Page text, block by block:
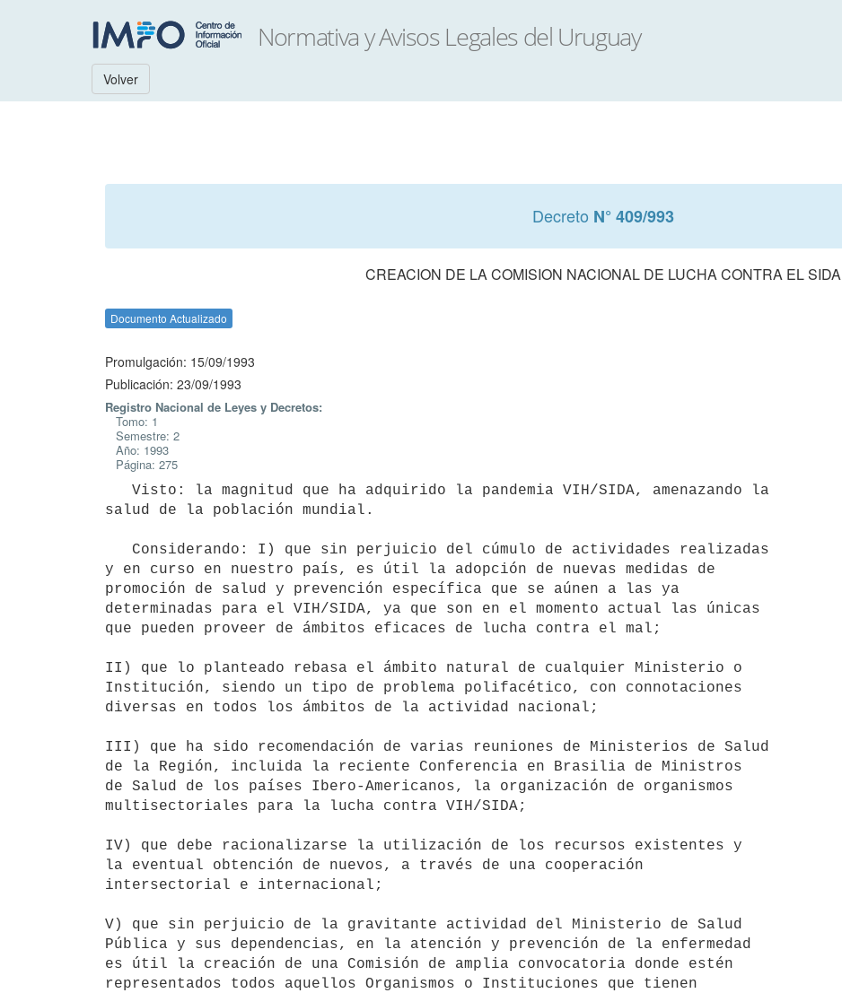
Volver
Decreto N° 409/993
CREACION DE LA COMISION NACIONAL DE LUCHA CONTRA EL SIDA
Documento Actualizado
Promulgación: 15/09/1993
Publicación: 23/09/1993
Registro Nacional de Leyes y Decretos:
Tomo: 1
Semestre: 2
Año: 1993
Página: 275
salud de la población mundial.
y en curso en nuestro país, es útil la adopción de nuevas medidas de
promoción de salud y prevención específica que se aúnen a las ya
determinadas para el VIH/SIDA, ya que son en el momento actual las únicas
que pueden proveer de ámbitos eficaces de lucha contra el mal;
II) que lo planteado rebasa el ámbito natural de cualquier Ministerio o
Institución, siendo un tipo de problema polifacético, con connotaciones
diversas en todos los ámbitos de la actividad nacional;
III) que ha sido recomendación de varias reuniones de Ministerios de Salud
de la Región, incluida la reciente Conferencia en Brasilia de Ministros
de Salud de los países Ibero-Americanos, la organización de organismos
multisectoriales para la lucha contra VIH/SIDA;
IV) que debe racionalizarse la utilización de los recursos existentes y
la eventual obtención de nuevos, a través de una cooperación
intersectorial e internacional;
V) que sin perjuicio de la gravitante actividad del Ministerio de Salud
Pública y sus dependencias, en la atención y prevención de la enfermedad
es útil la creación de una Comisión de amplia convocatoria donde estén
representados todos aquellos Organismos o Instituciones que tienen